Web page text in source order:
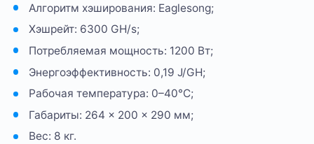
Алгоритм хэширования: Eaglesong;
Хэшрейт: 6300 GH/s;
Потребляемая мощность: 1200 Вт;
Энергоэффективность: 0,19 J/GH;
Рабочая температура: 0–40°C;
Габариты: 264 × 200 × 290 мм;
Вес: 8 кг.